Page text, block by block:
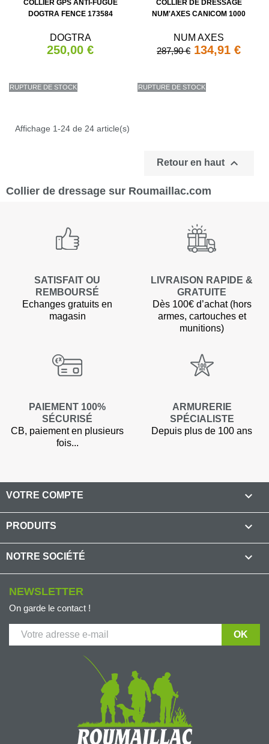
COLLIER GPS ANTI-FUGUE
DOGTRA FENCE 173584
DOGTRA
250,00 €
RUPTURE DE STOCK
COLLIER DE DRESSAGE
NUM'AXES CANICOM 1000
NUM AXES
287,90 € 134,91 €
RUPTURE DE STOCK
Affichage 1-24 de 24 article(s)
Retour en haut 
Collier de dressage sur Roumaillac.com
SATISFAIT OU
REMBOURSÉ
Echanges gratuits en
magasin
LIVRAISON RAPIDE &
GRATUITE
Dès 100€ d’achat (hors
armes, cartouches et
munitions)
PAIEMENT 100%
SÉCURISÉ
CB, paiement en plusieurs
fois...
ARMURERIE
SPÉCIALISTE
Depuis plus de 100 ans
VOTRE COMPTE 
PRODUITS 
NOTRE SOCIÉTÉ 
NEWSLETTER
On garde le contact !